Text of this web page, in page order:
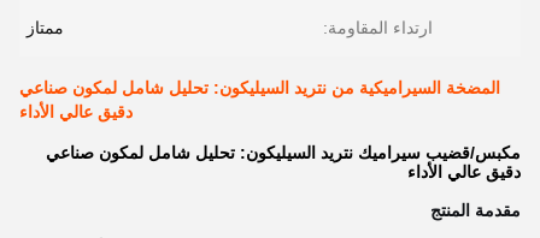
ارتداء المقاومة: ممتاز
المضخة السيراميكية من نتريد السيليكون: تحليل شامل لمكون صناعي
دقيق عالي الأداء
مكبس/قضيب سيراميك نتريد السيليكون: تحليل شامل لمكون صناعي
دقيق عالي الأداء
مقدمة المنتج